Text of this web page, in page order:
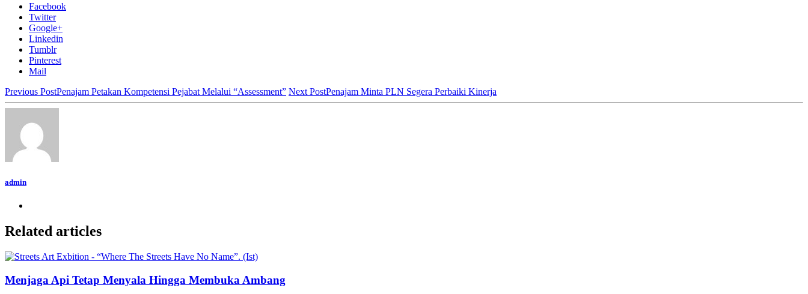
Facebook
Twitter
Google+
Linkedin
Tumblr
Pinterest
Mail
Previous PostPenajam Petakan Kompetensi Pejabat Melalui “Assessment” Next PostPenajam Minta PLN Segera Perbaiki Kinerja
admin
Related articles
Menjaga Api Tetap Menyala Hingga Membuka Ambang